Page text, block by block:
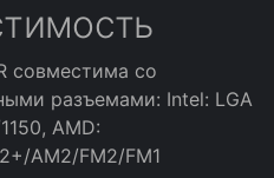
совместима со
разъемами: Intel: LGA
AMD:
AM2/FM2/FM1